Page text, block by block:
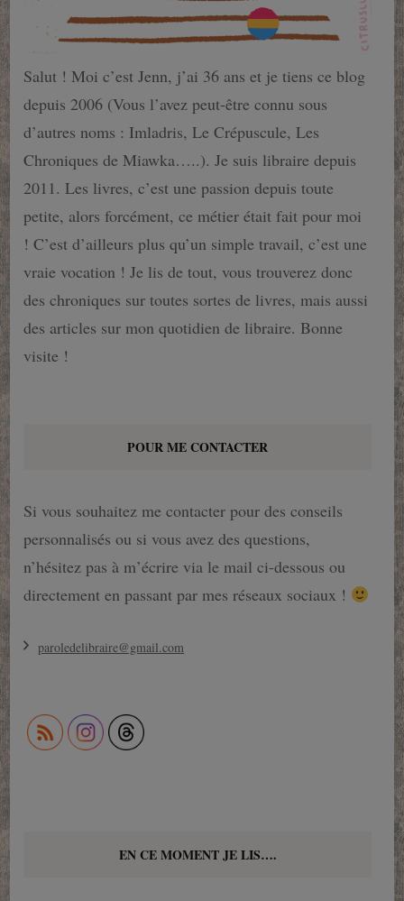
Salut ! Moi c’est Jenn, j’ai 36 ans et je tiens ce blog
depuis 2006 (Vous l’avez peut-être connu sous
d’autres noms : Imladris, Le Crépuscule, Les
Chroniques de Miawka…..). Je suis libraire depuis
2011. Les livres, c’est une passion depuis toute
petite, alors forcément, ce métier était fait pour moi
! C’est d’ailleurs plus qu’un simple travail, c’est une
vraie vocation ! Je lis de tout, vous trouverez donc
des chroniques sur toutes sortes de livres, mais aussi
des articles sur mon quotidien de libraire. Bonne
visite !
POUR ME CONTACTER
Si vous souhaitez me contacter pour des conseils
personnalisés ou si vous avez des questions,
n’hésitez pas à m’écrire via le mail ci-dessous ou
directement en passant par mes réseaux sociaux !
paroledelibraire@gmail.com
EN CE MOMENT JE LIS….